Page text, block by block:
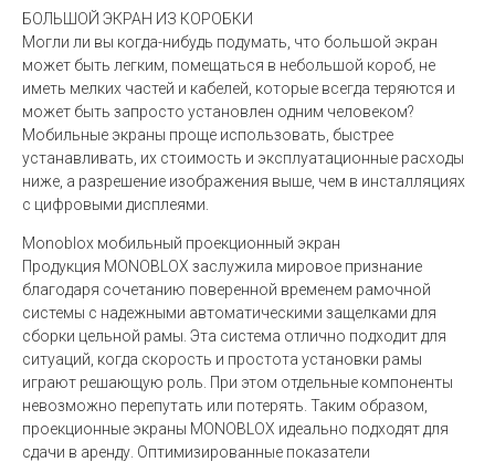
БОЛЬШОЙ ЭКРАН ИЗ КОРОБКИ
Могли ли вы когда-нибудь подумать, что большой экран
может быть легким, помещаться в небольшой короб, не
иметь мелких частей и кабелей, которые всегда теряются и
может быть запросто установлен одним человеком?
Мобильные экраны проще использовать, быстрее
устанавливать, их стоимость и эксплуатационные расходы
ниже, а разрешение изображения выше, чем в инсталляциях
с цифровыми дисплеями.
Monoblox мобильный проекционный экран
Продукция MONOBLOX заслужила мировое признание
благодаря сочетанию поверенной временем рамочной
системы с надежными автоматическими защелками для
сборки цельной рамы. Эта система отлично подходит для
ситуаций, когда скорость и простота установки рамы
играют решающую роль. При этом отдельные компоненты
невозможно перепутать или потерять. Таким образом,
проекционные экраны MONOBLOX идеально подходят для
сдачи в аренду. Оптимизированные показатели